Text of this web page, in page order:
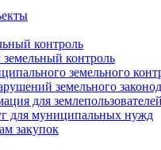
контроль
контроль
земельного
земельного
для землепользователей
для муниципальных нужд
закупок